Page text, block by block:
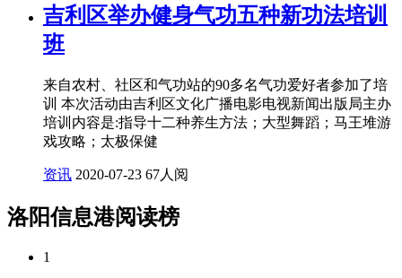
吉利区举办健身气功五种新功法培训
班
来自农村、社区和气功站的90多名气功爱好者参加了培
训 本次活动由吉利区文化广播电影电视新闻出版局主办
培训内容是:指导十二种养生方法；大型舞蹈；马王堆游
戏攻略；太极保健
资讯 2020-07-23 67人阅
洛阳信息港阅读榜
1